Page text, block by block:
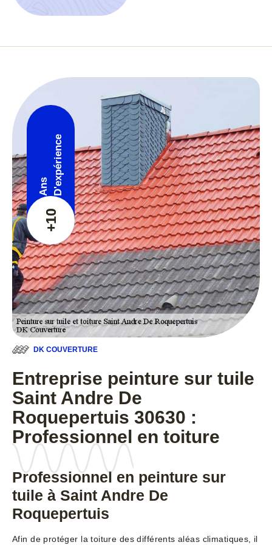
+10
Ans D'expérience
DK COUVERTURE
Entreprise peinture sur tuile
Saint Andre De
Roquepertuis 30630 :
Professionnel en toiture
Professionnel en peinture sur
tuile à Saint Andre De
Roquepertuis
Afin de protéger la toiture des différents aléas climatiques, il